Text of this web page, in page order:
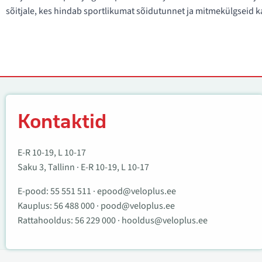
sõitjale, kes hindab sportlikumat sõidutunnet ja mitmekülgseid
Kontaktid
E-R 10-19, L 10-17
Saku 3, Tallinn · E-R 10-19, L 10-17
E-pood:55 551 511 ·epood@veloplus.ee
Kauplus:56 488 000· pood@veloplus.ee
Rattahooldus:56 229 000· hooldus@veloplus.ee